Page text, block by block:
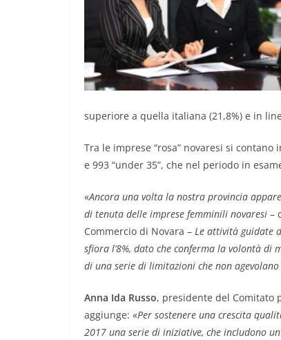
superiore a quella italiana (21,8%) e in
Tra le imprese “rosa” novaresi si
e 993 “under 35”, che nel periodo in
«Ancora una volta la nostra provincia
di tenuta delle imprese femminili novaresi –
Commercio di Novara – Le attività guidate
sfiora l’8%, dato che conferma la volontà di
di una serie di limitazioni che non
Anna Ida Russo, presidente del Comitato
aggiunge: «Per sostenere una crescita
2017 una serie di iniziative, che includono